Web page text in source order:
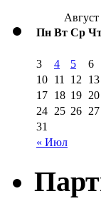
Пн Вт Ср
« Июл
3
4 5 6
10 11 12 13
17 18 19 20
24 25 26 27
31